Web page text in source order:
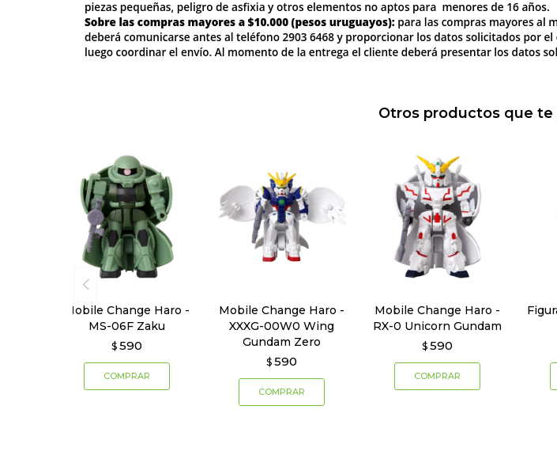
Otros productos que
Mobile Change Haro -
MS-06F Zaku
$ 590
Mobile Change Haro -
XXXG-00W0 Wing
Gundam Zero
$ 590
Mobile Change Haro -
RX-0 Unicorn Gundam
$ 590